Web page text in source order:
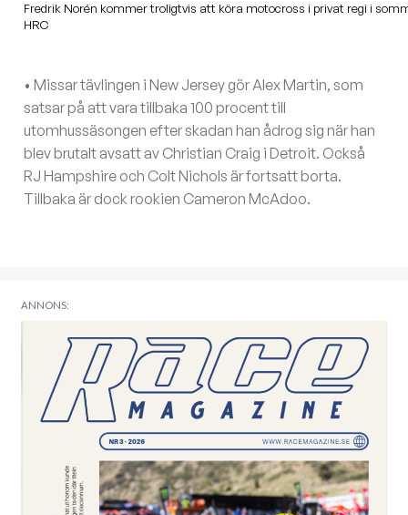
Fredrik Norén kommer troligtvis att köra motocross i privat regi i
HRC
• Missar tävlingen i New Jersey gör Alex Martin, som
satsar på att vara tillbaka 100 procent till
utomhussäsongen efter skadan han ådrog sig när han
blev brutalt avsatt av Christian Craig i Detroit. Också
RJ Hampshire och Colt Nichols är fortsatt borta.
Tillbaka är dock rookien Cameron McAdoo.
ANNONS: